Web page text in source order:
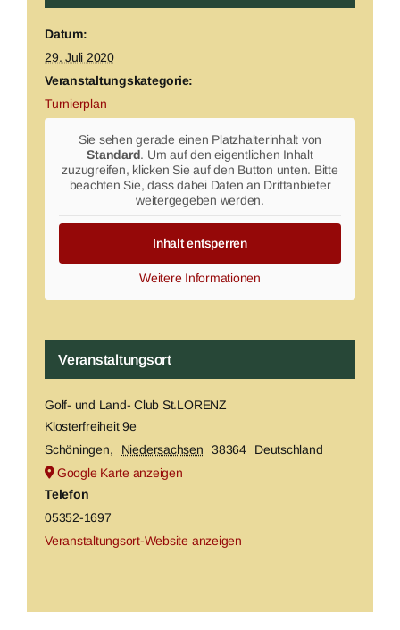
Datum:
29. Juli 2020
Veranstaltungskategorie:
Turnierplan
Veranstaltungsort
Golf- und Land- Club St.LORENZ
Klosterfreiheit 9e
Schöningen, Niedersachsen 38364
Deutschland
Google Karte anzeigen
Telefon
05352-1697
Veranstaltungsort-Website anzeigen
Sie sehen gerade einen Platzhalterinhalt von
Standard. Um auf den eigentlichen Inhalt
zuzugreifen, klicken Sie auf den Button unten. Bitte
beachten Sie, dass dabei Daten an Drittanbieter
weitergegeben werden.
Inhalt entsperren
Weitere Informationen